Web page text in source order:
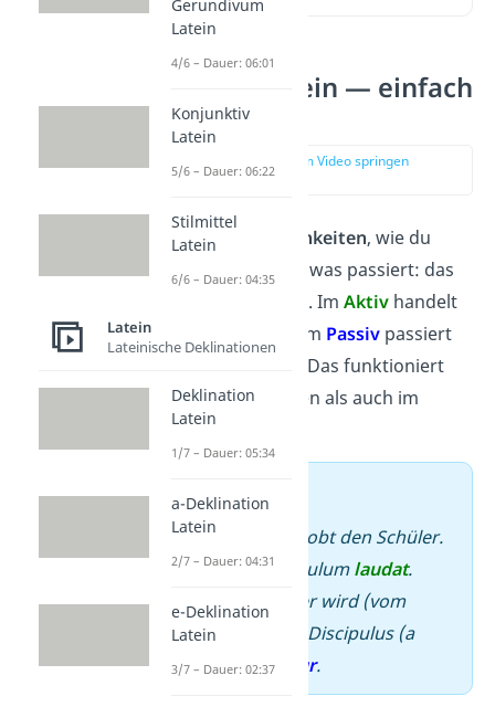
Passiv in Latein — einfach
erklärt
zur Stelle im Video springen
(00:13)
Es gibtzwei Möglichkeiten, wie du
ausdrücken kannst, was passiert: das
Aktiv und das Passiv. Im Aktivhandelt
das Subjekt selbst. Im Passivpassiert
dem Subjekt etwas. Das funktioniert
sowohl im Deutschen als auch im
Lateinischen.
Aktiv:Der Lehrer lobt den Schüler.
→Magister discipulumlaudat.
Passiv:Der Schüler wird (vom
Lehrer) gelobt.
Discipulus (a
magistro)laudatur.
Gerundivum
Latein
4/6 – Dauer: 06:01
Konjunktiv
Latein
5/6 – Dauer: 06:22
Stilmittel
Latein
6/6 – Dauer: 04:35
Latein
Lateinische Deklinationen
Deklination
Latein
1/7 – Dauer: 05:34
a-Deklination
Latein
2/7 – Dauer: 04:31
e-Deklination
Latein
3/7 – Dauer: 02:37